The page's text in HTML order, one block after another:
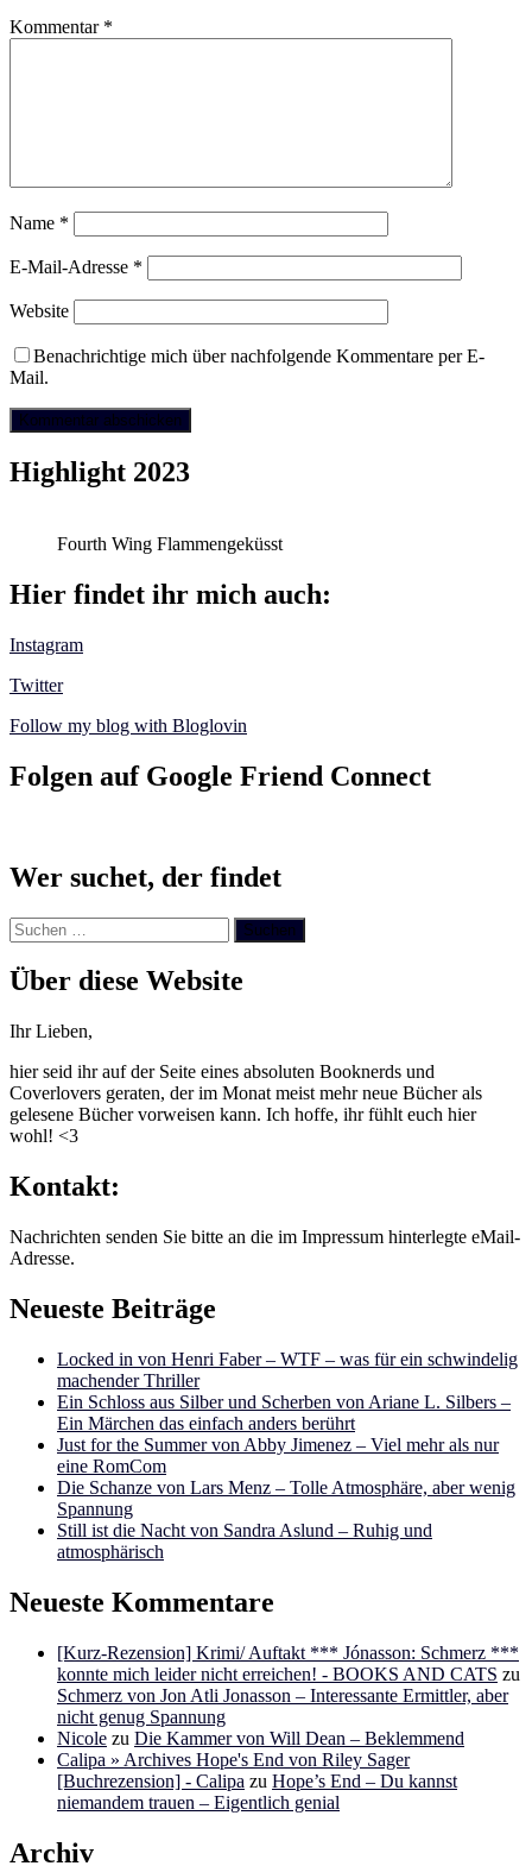
Kommentar *
Name *
E-Mail-Adresse *
Website
Benachrichtige mich über nachfolgende Kommentare per E-
Mail.
Highlight 2023
Fourth Wing Flammengeküsst
Hier findet ihr mich auch:
Instagram
Twitter
Follow my blog with Bloglovin
Folgen auf Google Friend Connect
Wer suchet, der findet
Suchen
nach:
Über diese Website
Ihr Lieben,
hier seid ihr auf der Seite eines absoluten Booknerds und
Coverlovers geraten, der im Monat meist mehr neue Bücher als
gelesene Bücher vorweisen kann. Ich hoffe, ihr fühlt euch hier
wohl! <3
Kontakt:
Nachrichten senden Sie bitte an die im Impressum hinterlegte eMail-
Adresse.
Neueste Beiträge
Locked in von Henri Faber – WTF – was für ein schwindelig
machender Thriller
Ein Schloss aus Silber und Scherben von Ariane L. Silbers –
Ein Märchen das einfach anders berührt
Just for the Summer von Abby Jimenez – Viel mehr als nur
eine RomCom
Die Schanze von Lars Menz – Tolle Atmosphäre, aber wenig
Spannung
Still ist die Nacht von Sandra Aslund – Ruhig und
atmosphärisch
Neueste Kommentare
[Kurz-Rezension] Krimi/ Auftakt *** Jónasson: Schmerz ***
konnte mich leider nicht erreichen! - BOOKS AND CATS zu
Schmerz von Jon Atli Jonasson – Interessante Ermittler, aber
nicht genug Spannung
Nicole zu Die Kammer von Will Dean – Beklemmend
Calipa » Archives Hope's End von Riley Sager
[Buchrezension] - Calipa zu Hope’s End – Du kannst
niemandem trauen – Eigentlich genial
Archiv